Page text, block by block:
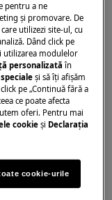
și poate
oră.
controlate
continuu, dar
de
pentru a ne
și promovare. De
utilizezi site-ul, cu
Dând click pe
utilizarea modulelor
personalizată în
și să îţi afișăm
pe „Continuă fără a
ce poate afecta
oferi. Pentru mai
cookie și Declaraţia
cookie-urile